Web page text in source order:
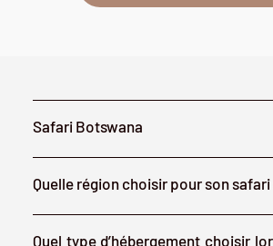
Safari Botswana
Quelle région choisir pour son
Quel type d’hébergement choisir